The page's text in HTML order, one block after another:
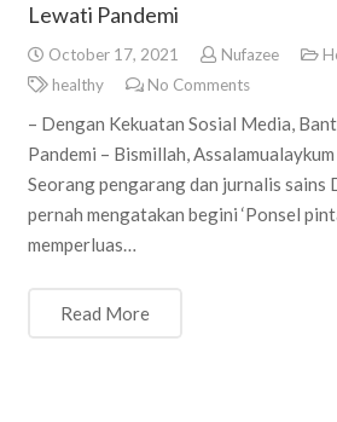
Lewati Pandemi
October 17, 2021 Nufazee
healthy
No Comments
– Dengan Kekuatan Sosial Media,
Pandemi – Bismillah,
Seorang pengarang dan jurnalis sains
pernah mengatakan begini ‘Ponsel
memperluas…
Read More